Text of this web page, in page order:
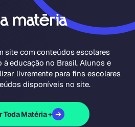
site com conteúdos escolares
educação no Brasil. Alunos e
livremente para fins escolares
disponíveis no site.
Toda Matéria +